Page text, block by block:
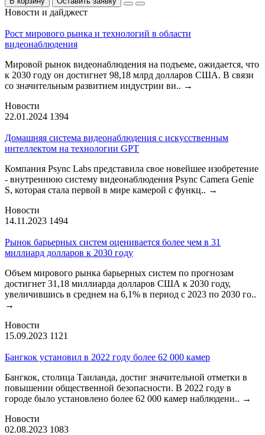
Новости и дайджест
Рост мирового рынка и технологий в области
видеонаблюдения
Мировой рынок видеонаблюдения на подъеме, ожидается, что
к 2030 году он достигнет 98,18 млрд долларов США. В связи
со значительным развитием индустрии ви.. →
Новости
22.01.2024 1394
Домашняя система видеонаблюдения с искусственным
интеллектом на технологии GPT
Компания Psync Labs представила свое новейшее изобретение
- внутреннюю систему видеонаблюдения Psync Camera Genie
S, которая стала первой в мире камерой с функц.. →
Новости
14.11.2023 1494
Рынок барьерных систем оценивается более чем в 31
миллиард долларов к 2030 году
Объем мирового рынка барьерных систем по прогнозам
достигнет 31,18 миллиарда долларов США к 2030 году,
увеличившись в среднем на 6,1% в период с 2023 по 2030 го..
→
Новости
15.09.2023 1121
Бангкок установил в 2022 году более 62 000 камер
Бангкок, столица Таиланда, достиг значительной отметки в
повышении общественной безопасности. В 2022 году в
городе было установлено более 62 000 камер наблюдени.. →
Новости
02.08.2023 1083